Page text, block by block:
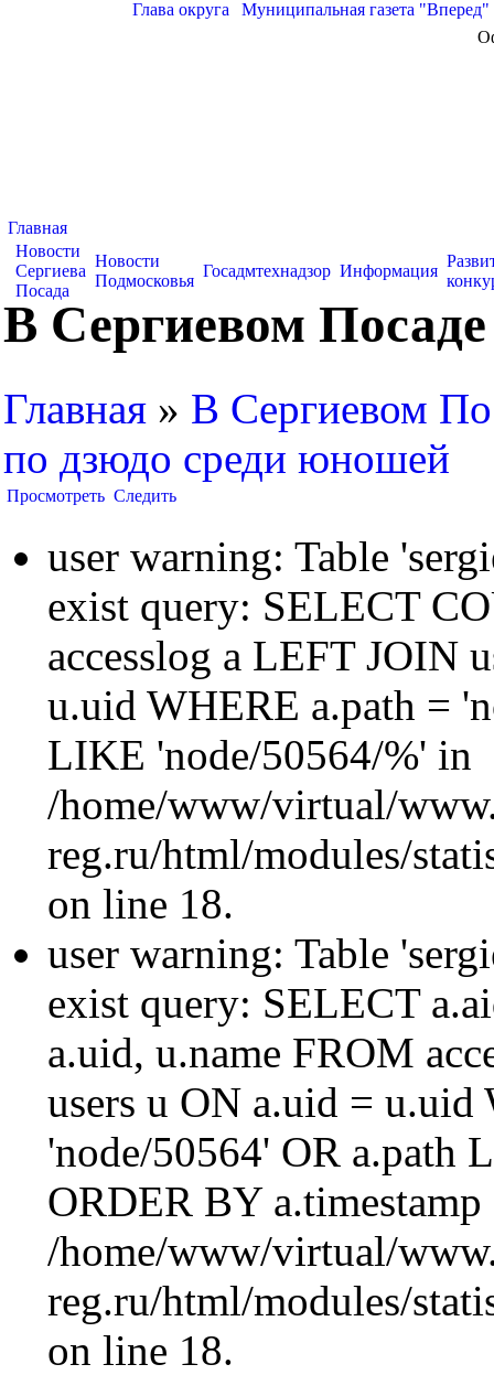
Глава округа Муниципальная газета "Вперед"
Главная
Новости
Сергиева
Посада
Новости
Подмосковья
Госадмтехнадзор Информация
В Сергиевом
Главная » В Сергиевом
по дзюдо среди юношей
Просмотреть Следить
user warning: Table
exist query: SELECT
accesslog a LEFT JOIN
u.uid WHERE a.path =
LIKE 'node/50564/%' in
/home/www/virtual/
reg.ru/html/modules/
on line 18.
user warning: Table
exist query: SELECT
a.uid, u.name FROM
users u ON a.uid = u.uid
'node/50564' OR a.path
ORDER BY
/home/www/virtual/
reg.ru/html/modules/
on line 18.